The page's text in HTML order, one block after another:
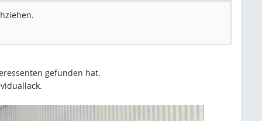
gefunden hat.